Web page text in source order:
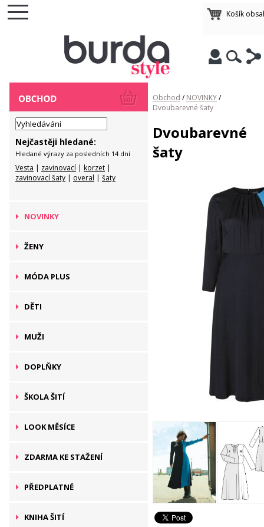
Košík
Nejčastěji hledané:
Hledané výrazy za posledních 14 dní
Vesta | zavinovací | korzet |
zavinovací šaty | overal | šaty
NOVINKY
ŽENY
MÓDA PLUS
DĚTI
MUŽI
DOPLŇKY
ŠKOLA ŠITÍ
LOOK MĚSÍCE
ZDARMA KE STAŽENÍ
PŘEDPLATNÉ
KNIHA ŠITÍ
Obchod / NOVINKY/
Dvoubarevné šaty
Dvoubarevné
šaty